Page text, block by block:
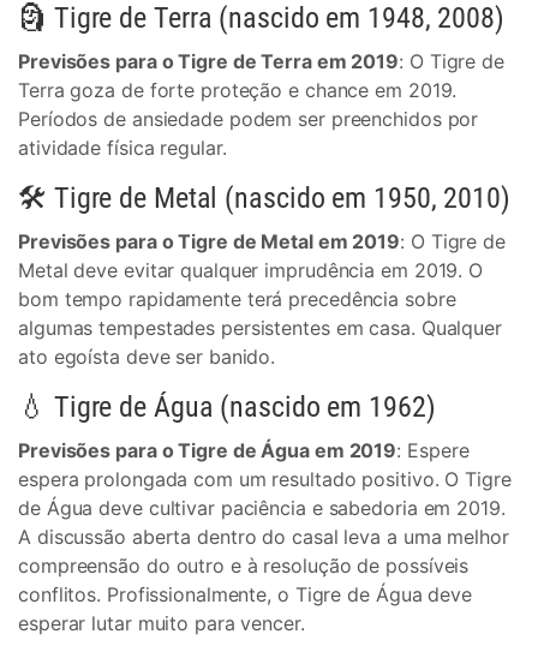
🗿 Tigre de Terra (nascido em 1948, 2008)
Previsões para o Tigre de Terra em 2019: O Tigre de
Terra goza de forte proteção e chance em 2019.
Períodos de ansiedade podem ser preenchidos por
atividade física regular.
🛠 Tigre de Metal (nascido em 1950, 2010)
Previsões para o Tigre de Metal em 2019: O Tigre de
Metal deve evitar qualquer imprudência em 2019. O
bom tempo rapidamente terá precedência sobre
algumas tempestades persistentes em casa. Qualquer
ato egoísta deve ser banido.
💧 Tigre de Água (nascido em 1962)
Previsões para o Tigre de Água em 2019: Espere
espera prolongada com um resultado positivo. O Tigre
de Água deve cultivar paciência e sabedoria em 2019.
A discussão aberta dentro do casal leva a uma melhor
compreensão do outro e à resolução de possíveis
conflitos. Profissionalmente, o Tigre de Água deve
esperar lutar muito para vencer.